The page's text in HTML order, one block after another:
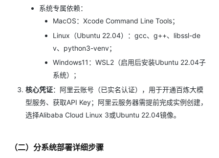
系统专属依赖：
MacOS：Xcode Command Line Tools；
Linux（Ubuntu 22.04）：gcc、g++、libssl-de
v、python3-venv；
Windows11：WSL2（启用后安装Ubuntu 22.04子
系统）；
核心凭证：阿里云账号（已实名认证），用于开通百炼大模
型服务、获取API Key；阿里云服务器需提前完成实例创建，
选择Alibaba Cloud Linux 3或Ubuntu 22.04镜像。
（二）分系统部署详细步骤